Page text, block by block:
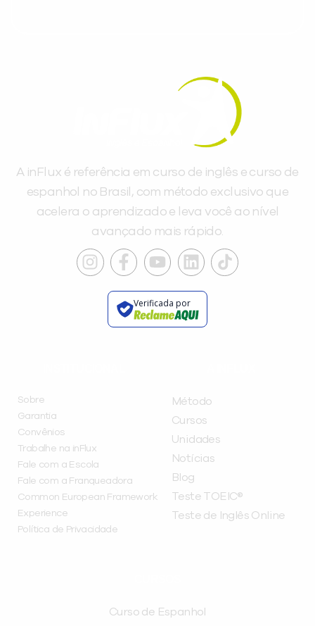
A inFlux é referência em curso de inglês e curso de
espanhol no Brasil, com método exclusivo que
acelera o aprendizado e leva você ao nível
avançado mais rápido.
Verificada por
Sobre
Garantia
Convênios
Trabalhe na inFlux
Fale com a Escola
Fale com a Franqueadora
Common European Framework
Experience
Política de Privacidade
Método
Cursos
Unidades
Notícias
Blog
Teste TOEIC®
Teste de Inglês Online
Curso de Espanhol